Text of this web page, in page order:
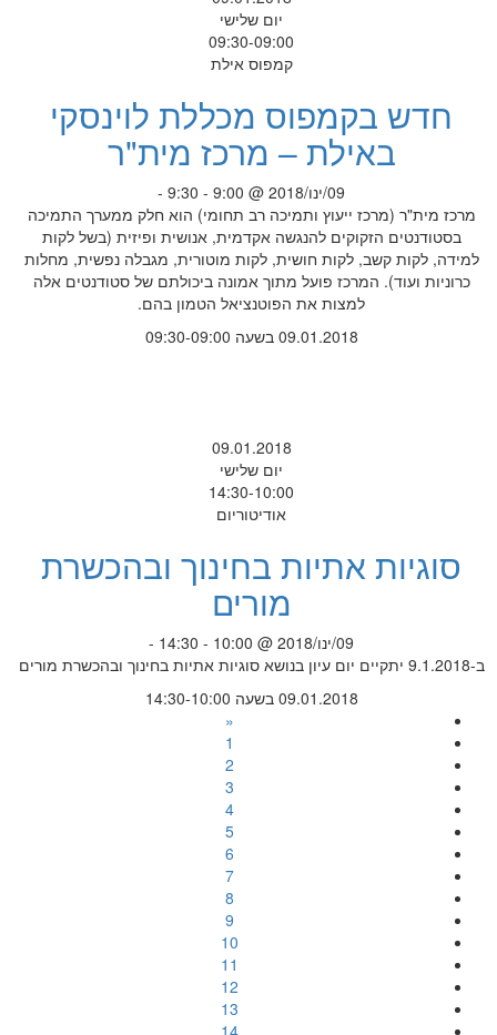
יום שלישי
09:30-09:00
קמפוס אילת
חדש בקמפוס מכללת לוינסקי
באילת – מרכז מית"ר
09/ינו/2018 @ 9:00 - 9:30 -
מרכז מית"ר (מרכז ייעוץ ותמיכה רב תחומי) הוא חלק ממערך התמיכה
בסטודנטים הזקוקים להנגשה אקדמית, אנושית ופיזית (בשל לקות
למידה, לקות קשב, לקות חושית, לקות מוטורית, מגבלה נפשית, מחלות
כרוניות ועוד). המרכז פועל מתוך אמונה ביכולתם של סטודנטים אלה
למצות את הפוטנציאל הטמון בהם.
09.01.2018 בשעה 09:30-09:00
09.01.2018
יום שלישי
14:30-10:00
אודיטוריום
סוגיות אתיות בחינוך ובהכשרת
מורים
09/ינו/2018 @ 10:00 - 14:30 -
ב-9.1.2018 יתקיים יום עיון בנושא סוגיות אתיות בחינוך ובהכשרת מורים
09.01.2018 בשעה 14:30-10:00
«
1
2
3
4
5
6
7
8
9
10
11
12
13